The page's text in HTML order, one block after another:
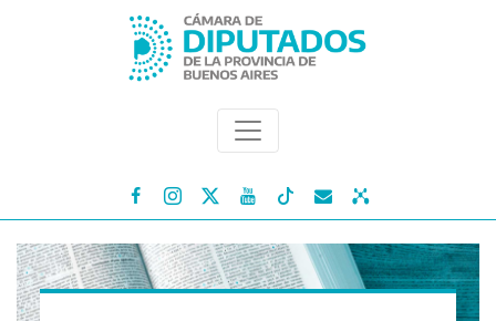
   